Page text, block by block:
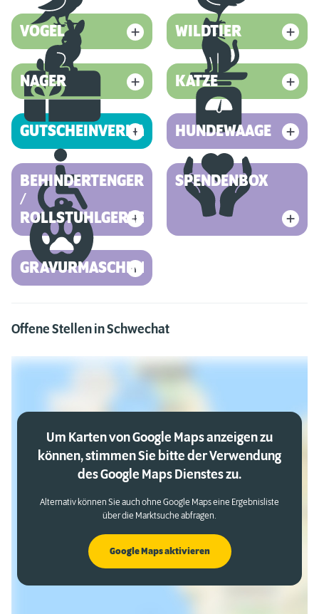
VOGEL WILDTIER
NAGER KATZE
GUTSCHEINVERKAUF HUNDEWAAGE
BEHINDERTENGERECHT
/
ROLLSTUHLGERECHT
SPENDENBOX
GRAVURMASCHINE
Offene Stellen in Schwechat
Um Karten von Google Maps anzeigen zu
können, stimmen Sie bitte der Verwendung
des Google Maps Dienstes zu.
Alternativ können Sie auch ohne Google Maps eine Ergebnisliste
über die Marktsuche abfragen.
Google Maps aktivieren